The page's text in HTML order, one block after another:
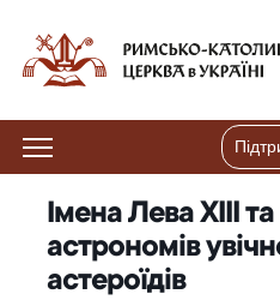
Імена Лева XIII
астрономів
астероїдів